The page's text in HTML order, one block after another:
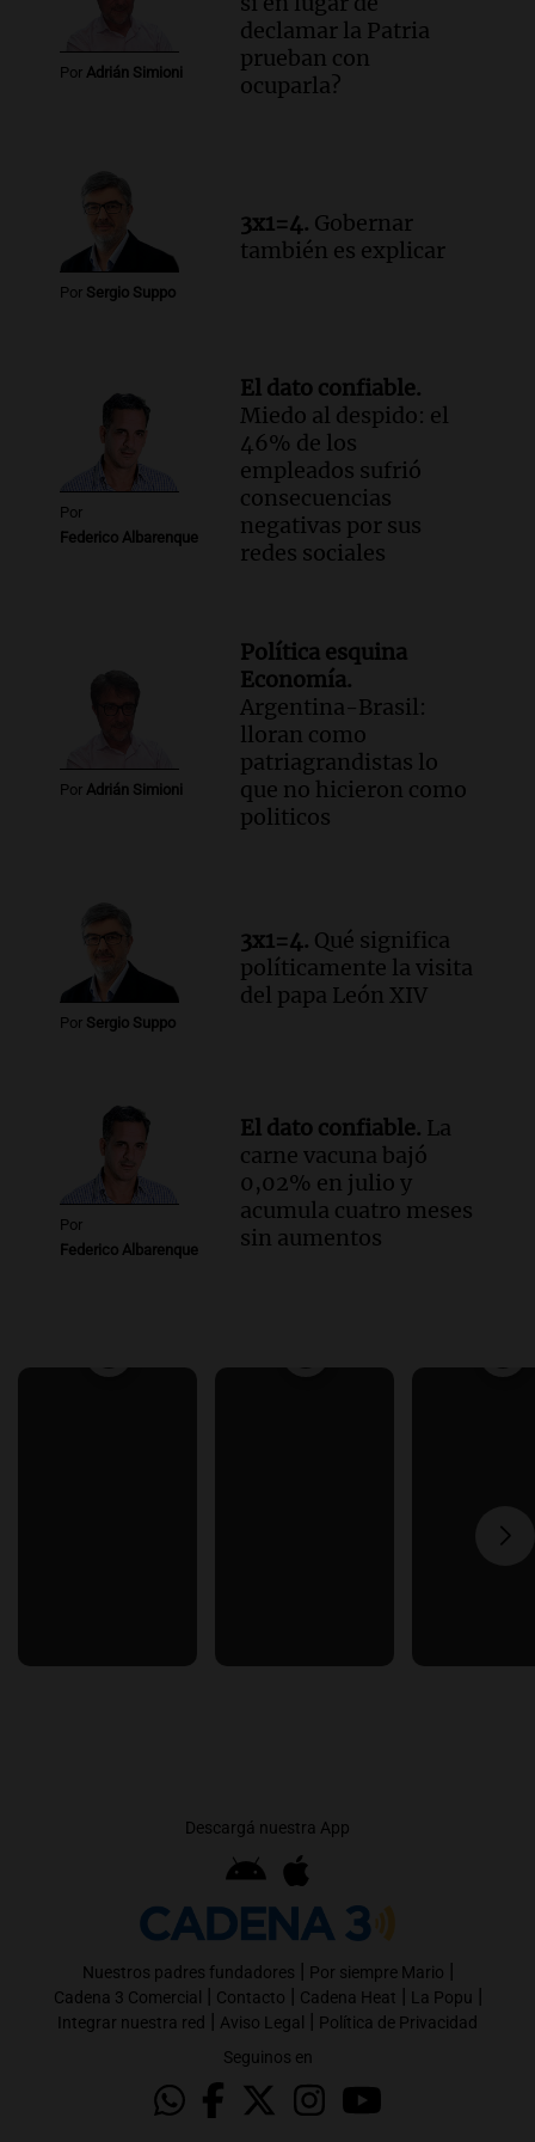
Viva la Radio Rosario
relato mentiroso"
Informados al regreso
Episodios
Por Adrián Simioni
declamar la Patria
prueban con
ocuparla?
Por Sergio Suppo
3x1=4. Gobernar
también es explicar
Por
Federico Albarenque
El dato confiable.
Miedo al despido: el
46% de los
empleados sufrió
consecuencias
negativas por sus
redes sociales
Por Adrián Simioni
Política esquina
Economía.
Argentina-Brasil:
lloran como
patriagrandistas lo
que no hicieron como
politicos
Por Sergio Suppo
3x1=4. Qué significa
políticamente la visita
del papa León XIV
Por
Federico Albarenque
El dato confiable. La
carne vacuna bajó
0,02% en julio y
acumula cuatro meses
sin aumentos
Descargá nuestra App
Nuestros padres fundadores | Por siempre Mario |
Cadena 3 Comercial | Contacto | Cadena Heat | La Popu |
Integrar nuestra red | Aviso Legal | Política de Privacidad
Seguinos en